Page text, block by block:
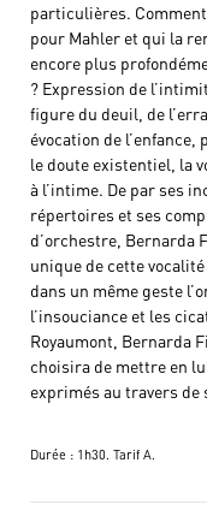
particulières.
pour Mahler et qui la
encore plus
? Expression de
figure du deuil, de
évocation de
le doute existentiel, la
à l’intime. De par ses
répertoires et ses
d’orchestre, Bernarda
unique de cette
dans un même geste
l’insouciance et les
Royaumont, Bernarda
choisira de mettre en
exprimés au travers de
Durée : 1h30. Tarif A.